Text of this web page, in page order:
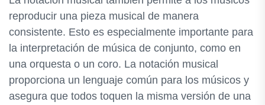
reproducir una pieza musical de manera
consistente. Esto es especialmente importante para
la interpretación de música de conjunto, como en
una orquesta o un coro. La notación musical
proporciona un lenguaje común para los músicos y
asegura que todos toquen la misma versión de una